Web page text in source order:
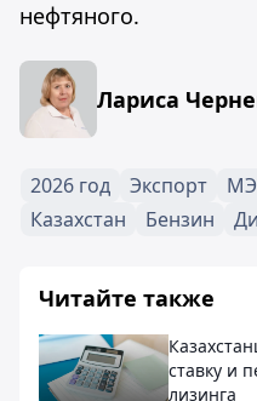
нефтяного.
Лариса
2026 год Экспорт
Казахстан
Бензин
Читайте также
ставку и
лизинга